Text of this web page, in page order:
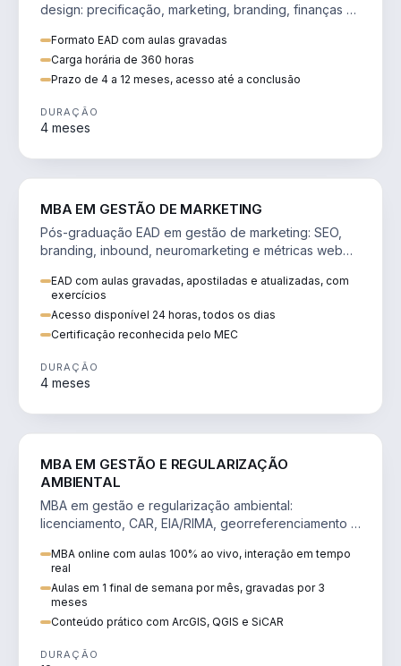
design: precificação, marketing, branding, finanças e
Formato EAD com aulas gravadas
Carga horária de 360 horas
Prazo de 4 a 12 meses, acesso até a conclusão
DURAÇÃO
4 meses
MBA EM GESTÃO DE MARKETING
Pós-graduação EAD em gestão de marketing: SEO,
branding, inbound, neuromarketing e métricas web
EAD com aulas gravadas, apostiladas e atualizadas, com
exercícios
Acesso disponível 24 horas, todos os dias
Certificação reconhecida pelo MEC
DURAÇÃO
4 meses
MBA EM GESTÃO E REGULARIZAÇÃO
AMBIENTAL
MBA em gestão e regularização ambiental:
licenciamento, CAR, EIA/RIMA, georreferenciamento e
MBA online com aulas 100% ao vivo, interação em tempo
real
Aulas em 1 final de semana por mês, gravadas por 3
meses
Conteúdo prático com ArcGIS, QGIS e SiCAR
DURAÇÃO